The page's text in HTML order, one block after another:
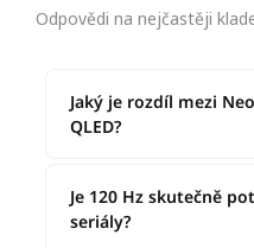
Odpovědi na nejčastěji
Jaký je rozdíl mezi
QLED?
Je 120 Hz skutečně
seriály?